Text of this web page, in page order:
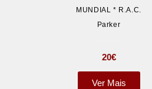
MUNDIAL * R.A.C.
Parker
20€
Ver Mais